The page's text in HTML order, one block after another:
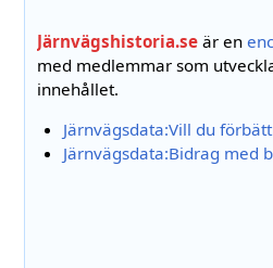
Järnvägshistoria.seär en
med medlemmar som
innehållet.
Järnvägsdata:Vill du
Järnvägsdata:Bidrag med